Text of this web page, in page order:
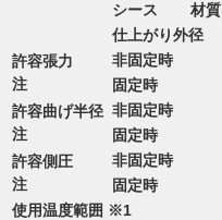
シース
材質
仕上がり外径
許容張力
注
非固定時
固定時
許容曲げ半径
注
非固定時
固定時
許容側圧
注
非固定時
固定時
使用温度範囲 ※1